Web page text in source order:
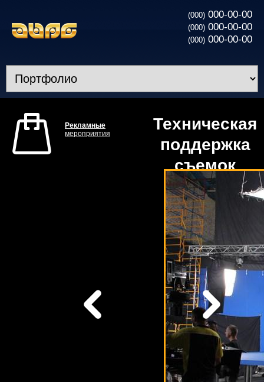
(000) 000-00-00
(000) 000-00-00
(000) 000-00-00
Рекламные
мероприятия
Техническая
поддержка
съемок
клипа